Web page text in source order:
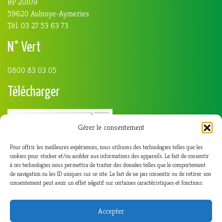
Gérer le consentement
Pour offrir les meilleures expériences, nous utilisons des technologies telles que les
cookies pour stocker et/ou accéder aux informations des appareils. Le fait de consentir
à ces technologies nous permettra de traiter des données telles que le comportement
de navigation ou les ID uniques sur ce site. Le fait de ne pas consentir ou de retirer son
consentement peut avoir un effet négatif sur certaines caractéristiques et fonctions.
Accepter
59620 Aulnoye-Aymeries
Tél. 03 27 53 63 73
N° Vert
0800 83 03 05
Télécharger